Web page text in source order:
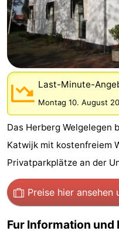
Ferienhäuser
-
De
Noordduinen
-
Duinrell
Hotels
Lastminutes
Strand
Sehen
&
-
Last-Minute-
Montag 10. August
Das Herberg Welgelegen
Katwijk mit kostenfreiem
Privatparkplätze an der
Preise hier ansehen
Fur Information und